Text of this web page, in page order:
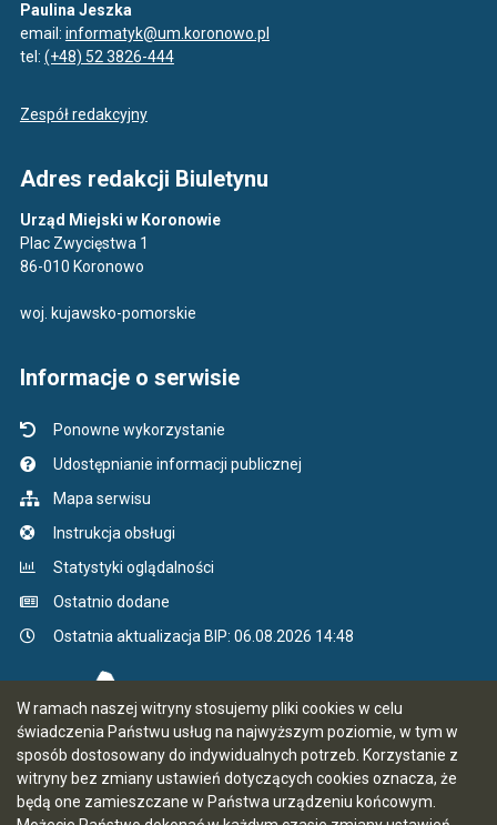
W ramach naszej witryny stosujemy pliki cookies w celu
świadczenia Państwu usług na najwyższym poziomie, w tym w
sposób dostosowany do indywidualnych potrzeb. Korzystanie z
witryny bez zmiany ustawień dotyczących cookies oznacza, że
będą one zamieszczane w Państwa urządzeniu końcowym.
Paulina Jeszka
email: informatyk@um.koronowo.pl
tel: (+48) 52 3826-444
Zespół redakcyjny
Adres redakcji Biuletynu
Urząd Miejski w Koronowie
Plac Zwycięstwa 1
86-010 Koronowo
woj. kujawsko-pomorskie
Informacje o serwisie
Ponowne wykorzystanie
Udostępnianie informacji publicznej
Mapa serwisu
Instrukcja obsługi
Statystyki oglądalności
Ostatnio dodane
Ostatnia aktualizacja BIP: 06.08.2026 14:48